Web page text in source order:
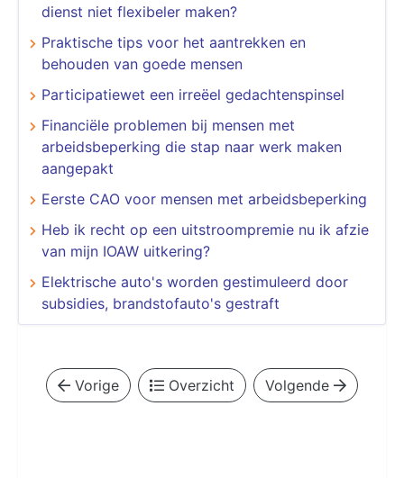
dienst niet flexibeler maken?
Praktische tips voor het aantrekken en
behouden van goede mensen
Participatiewet een irreëel gedachtenspinsel
Financiële problemen bij mensen met
arbeidsbeperking die stap naar werk maken
aangepakt
Eerste CAO voor mensen met arbeidsbeperking
Heb ik recht op een uitstroompremie nu ik afzie
van mijn IOAW uitkering?
Elektrische auto's worden gestimuleerd door
subsidies, brandstofauto's gestraft
Vorige Overzicht Volgende